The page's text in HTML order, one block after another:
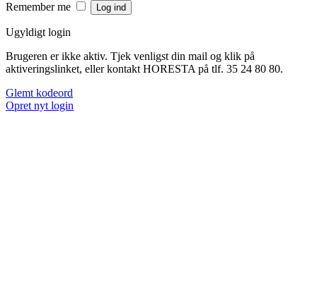
Remember me
Ugyldigt login
Brugeren er ikke aktiv. Tjek venligst din mail og klik på
aktiveringslinket, eller kontakt HORESTA på tlf. 35 24 80 80.
Glemt kodeord
Opret nyt login